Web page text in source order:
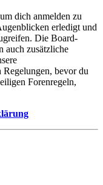
dich anmelden zu
erledigt und
Die Board-
auch zusätzliche
bevor du
Forenregeln,